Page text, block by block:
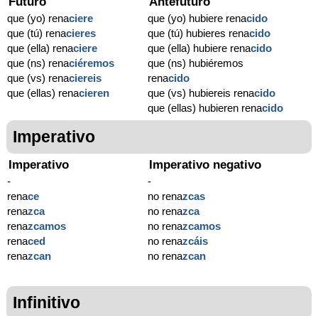
que (yo) renaciere
que (tú) renacieres
que (ella) renaciere
que (ns) renaciéremos
que (vs) renaciereis
que (ellas) renacieren
que (yo) hubiere renacido
que (tú) hubieres renacido
que (ella) hubiere renacido
que (ns) hubiéremos
renacido
que (vs) hubiereis renacido
que (ellas) hubieren renacido
Imperativo
Imperativo
-
renace
renazca
renazcamos
renaced
renazcan
Imperativo negativo
-
no renazcas
no renazca
no renazcamos
no renazcáis
no renazcan
Infinitivo